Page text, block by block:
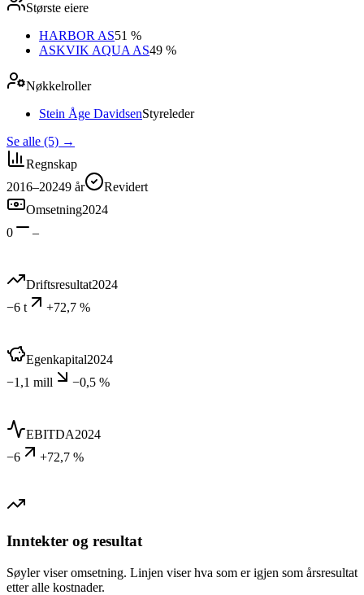
Største eiere
HARBOR AS51 %
ASKVIK AQUA AS49 %
Nøkkelroller
Stein Åge DavidsenStyreleder
Se alle (5) →
Regnskap
2016–20249 år
Revidert
Omsetning2024
0
–
Driftsresultat2024
−6 t
+72,7 %
Egenkapital2024
−1,1 mill
−0,5 %
EBITDA2024
−6
+72,7 %
Inntekter og resultat
Søyler viser omsetning. Linjen viser hva som er igjen som årsresultat
etter alle kostnader.